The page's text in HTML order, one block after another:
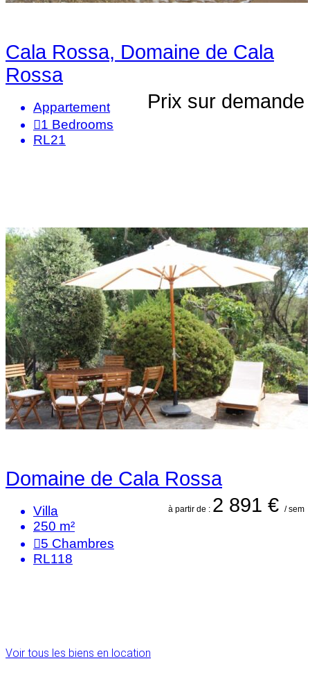
Cala Rossa, Domaine de Cala
Rossa
Prix sur demande
Appartement
1 Bedrooms
RL21
Domaine de Cala Rossa
à partir de : 2 891 € / sem
Villa
250 m²
5 Chambres
RL118
Voir tous les biens en location